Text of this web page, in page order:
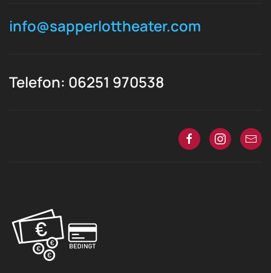
info@sapperlottheater.com
Telefon: 06251 970538